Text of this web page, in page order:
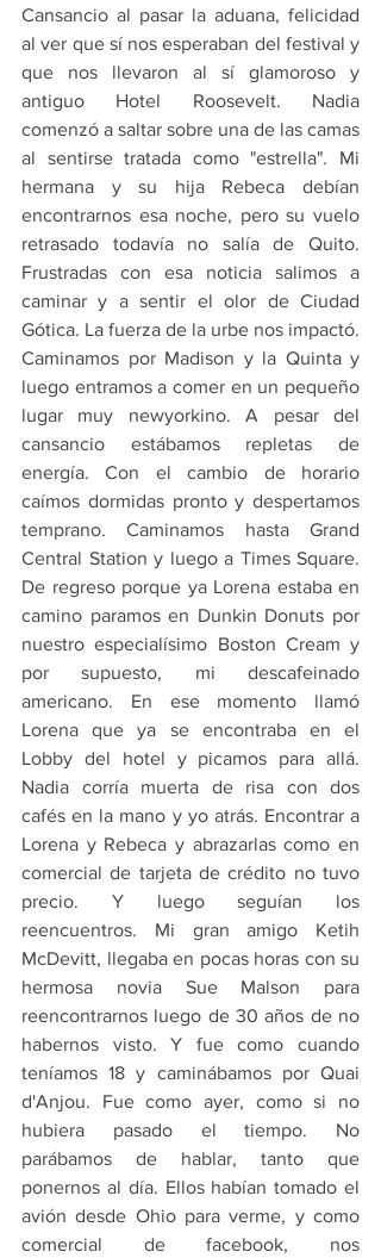
Cansancio al pasar la aduana, felicidad
al ver que sí nos esperaban del festival y
que nos llevaron al sí glamoroso y
antiguo Hotel Roosevelt. Nadia
comenzó a saltar sobre una de las camas
al sentirse tratada como "estrella". Mi
hermana y su hija Rebeca debían
encontrarnos esa noche, pero su vuelo
retrasado todavía no salía de Quito.
Frustradas con esa noticia salimos a
caminar y a sentir el olor de Ciudad
Gótica. La fuerza de la urbe nos impactó.
Caminamos por Madison y la Quinta y
luego entramos a comer en un pequeño
lugar muy newyorkino. A pesar del
cansancio estábamos repletas de
energía. Con el cambio de horario
caímos dormidas pronto y despertamos
temprano. Caminamos hasta Grand
Central Station y luego a Times Square.
De regreso porque ya Lorena estaba en
camino paramos en Dunkin Donuts por
nuestro especialísimo Boston Cream y
por supuesto, mi descafeinado
americano. En ese momento llamó
Lorena que ya se encontraba en el
Lobby del hotel y picamos para allá.
Nadia corría muerta de risa con dos
cafés en la mano y yo atrás. Encontrar a
Lorena y Rebeca y abrazarlas como en
comercial de tarjeta de crédito no tuvo
precio. Y luego seguían los
reencuentros. Mi gran amigo Ketih
McDevitt, llegaba en pocas horas con su
hermosa novia Sue Malson para
reencontrarnos luego de 30 años de no
habernos visto. Y fue como cuando
teníamos 18 y caminábamos por Quai
d'Anjou. Fue como ayer, como si no
hubiera pasado el tiempo. No
parábamos de hablar, tanto que
ponernos al día. Ellos habían tomado el
avión desde Ohio para verme, y como
comercial de facebook, nos